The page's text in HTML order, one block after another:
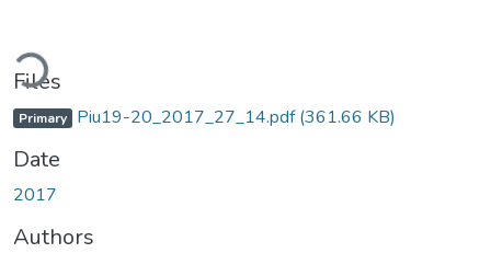
Loading...
Files
Primary Piu19-20_2017_27_14.pdf(361.66 KB)
Date
2017
Authors